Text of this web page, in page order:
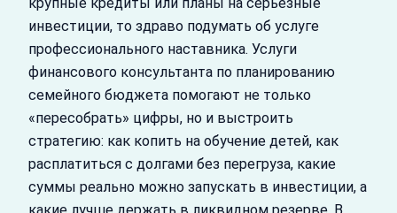
инвестиции, то здраво подумать об услуге
профессионального наставника. Услуги
финансового консультанта по планированию
семейного бюджета помогают не только
«пересобрать» цифры, но и выстроить
стратегию: как копить на обучение детей, как
расплатиться с долгами без перегруза, какие
суммы реально можно запускать в инвестиции, а